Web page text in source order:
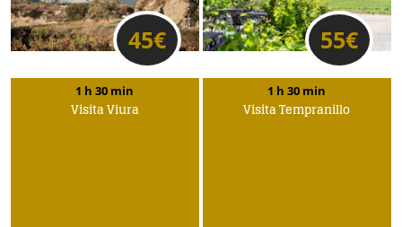
1 h 30 min
Visita Viura
1 h 30 min
Visita Tempranillo
45€ 55€